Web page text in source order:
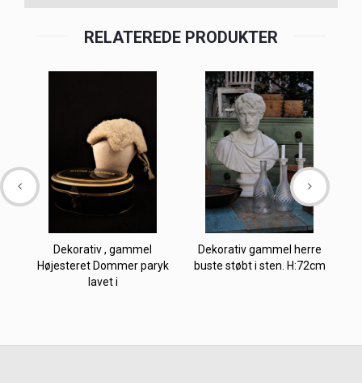
RELATEREDE PRODUKTER
Dekorativ , gammel
Højesteret Dommer paryk
lavet i
Dekorativ gammel herre
buste støbt i sten. H:72cm